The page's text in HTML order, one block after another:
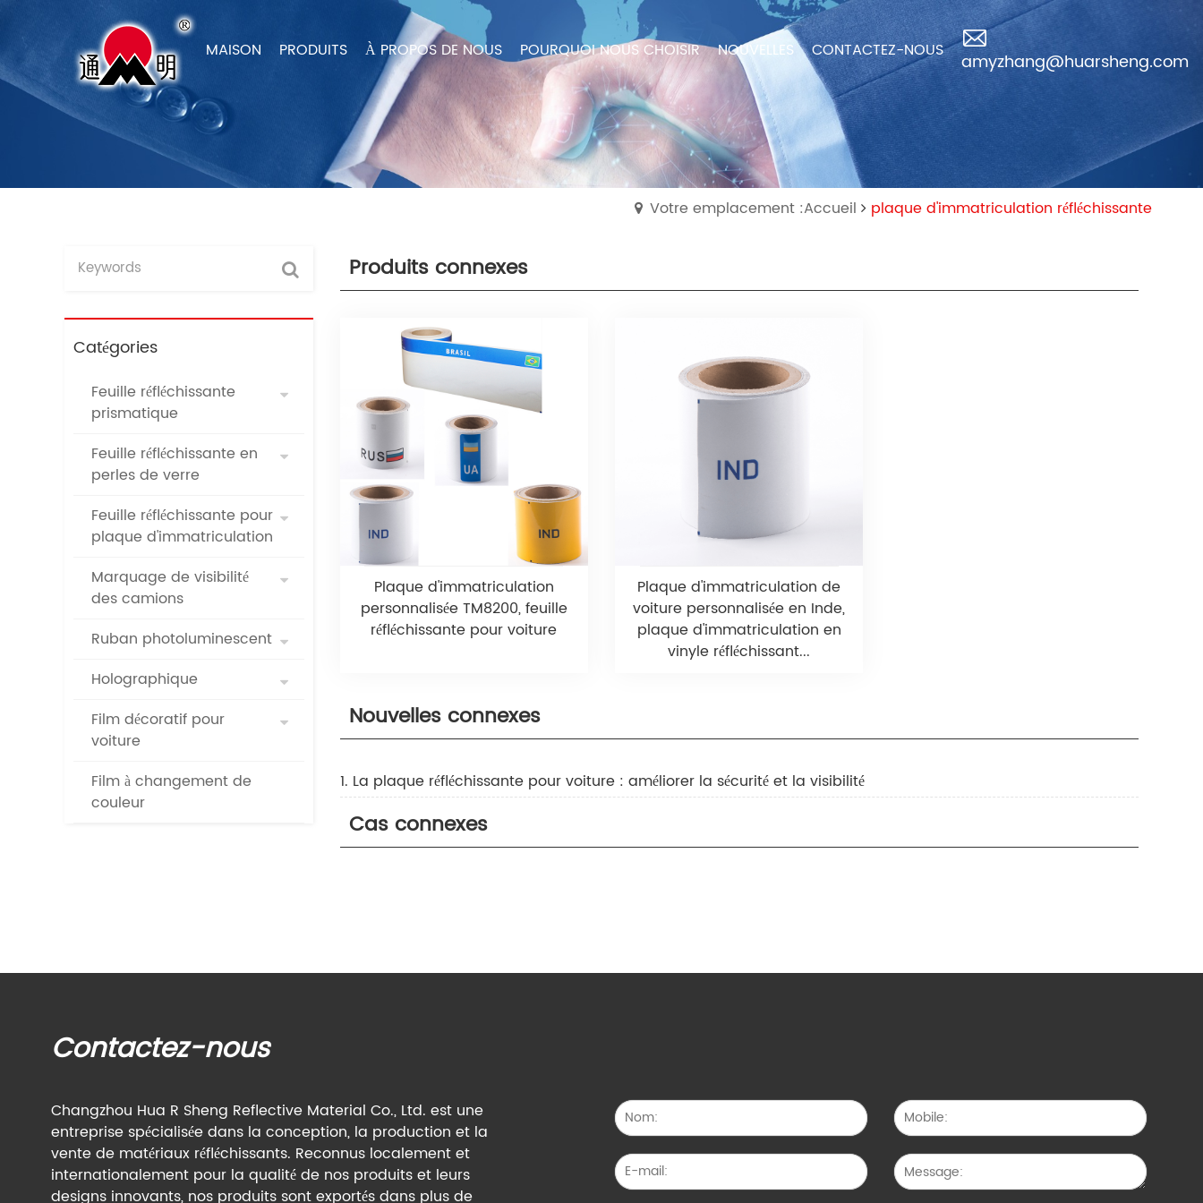
MAISON PRODUITS À PROPOS DE NOUS POURQUOI NOUS CHOISIR NOUVELLES CONTACTEZ-NOUS amyzhang@huarsheng.com
Votre emplacement :Accueil plaque d'immatriculation réfléchissante
Catégories
Feuille réfléchissante
prismatique
Feuille réfléchissante en
perles de verre
Feuille réfléchissante pour
plaque d'immatriculation
Marquage de visibilité
des camions
Ruban photoluminescent
Holographique
Film décoratif pour
voiture
Film à changement de
couleur
Produits connexes
Plaque d'immatriculation
personnalisée TM8200, feuille
réfléchissante pour voiture
Plaque d'immatriculation de
voiture personnalisée en Inde,
plaque d'immatriculation en
vinyle réfléchissant...
Nouvelles connexes
1. La plaque réfléchissante pour voiture : améliorer la sécurité et la visibilité
Cas connexes
Contactez-nous
Changzhou Hua R Sheng Reflective Material Co., Ltd. est une
entreprise spécialisée dans la conception, la production et la
vente de matériaux réfléchissants. Reconnus localement et
internationalement pour la qualité de nos produits et leurs
designs innovants, nos produits sont exportés dans plus de